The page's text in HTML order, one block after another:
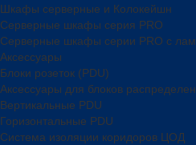
Шкафы серверные и Колокейшн
Серверные шкафы серия PRO
Серверные шкафы серии PRO с
Аксессуары
Блоки розеток (PDU)
Аксессуары для блоков
Вертикальные PDU
Горизонтальные PDU
Система изоляции коридоров ЦОД